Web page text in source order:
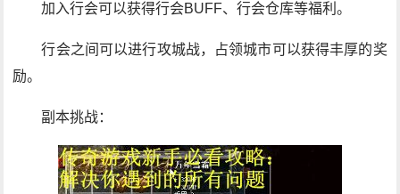
加入行会可以获得行会BUFF、行会仓库等福利。
行会之间可以进行攻城战，占领城市可以获得丰厚的奖
励。
副本挑战：